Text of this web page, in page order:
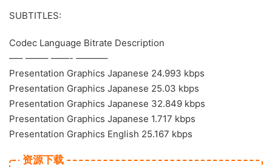
SUBTITLES:
Codec Language Bitrate Description
—– ——– ——- ———–
Presentation Graphics Japanese 24.993 kbps
Presentation Graphics Japanese 25.03 kbps
Presentation Graphics Japanese 32.849 kbps
Presentation Graphics Japanese 1.717 kbps
Presentation Graphics English 25.167 kbps
资源下载